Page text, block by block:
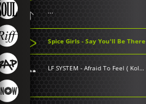
...
Spice Girls - Say You'll Be There
LF SYSTEM - Afraid To Feel ( Kollmanns Extended)